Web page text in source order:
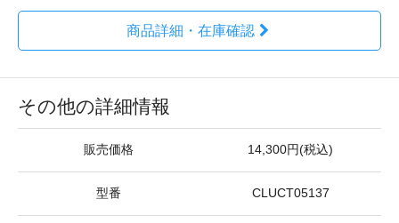
商品詳細・在庫確認
その他の詳細情報
販売価格 14,300円(税込)
型番 CLUCT05137